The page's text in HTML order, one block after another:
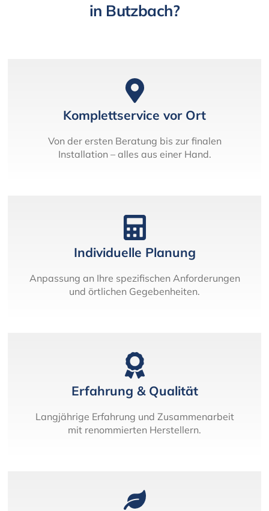
in Butzbach?
Komplettservice vor Ort
Von der ersten Beratung bis zur finalen
Installation – alles aus einer Hand.
Individuelle Planung
Anpassung an Ihre spezifischen Anforderungen
und örtlichen Gegebenheiten.
Erfahrung & Qualität
Langjährige Erfahrung und Zusammenarbeit
mit renommierten Herstellern.